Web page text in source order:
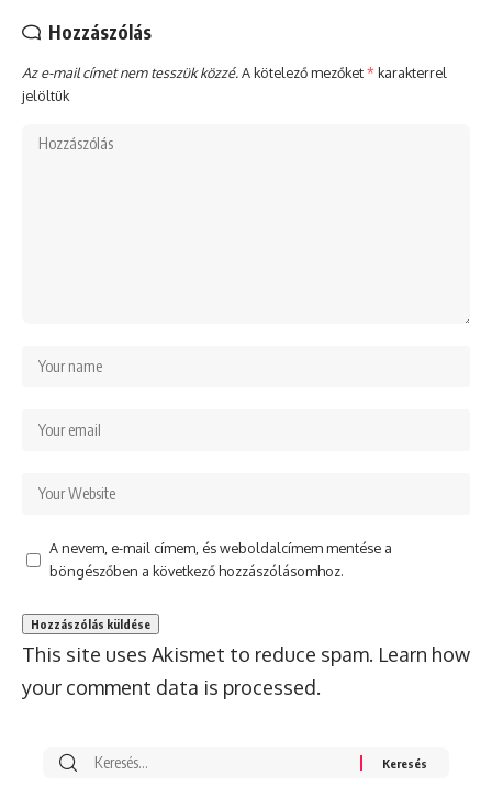
Hozzászólás
Az e-mail címet nem tesszük közzé.A kötelező mezőket* karakterrel
jelöltük
A nevem, e-mail címem, és weboldalcímem mentése a
böngészőben a következő hozzászólásomhoz.
This site uses Akismet to reduce spam. Learn how
your comment data is processed.
Search